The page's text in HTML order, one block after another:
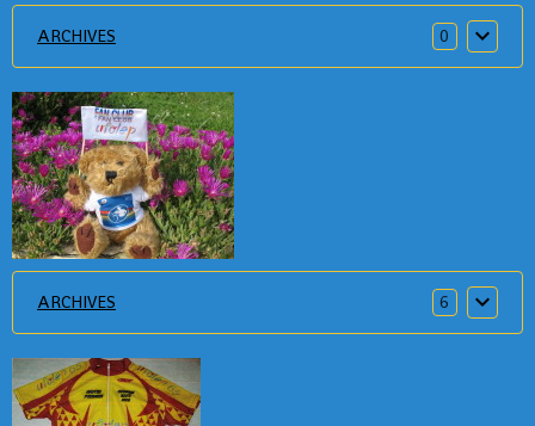
ARCHIVES 0
ARCHIVES 6